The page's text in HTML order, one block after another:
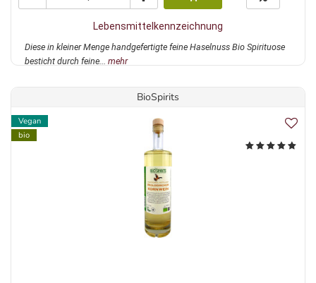
Lebensmittelkennzeichnung
Diese in kleiner Menge handgefertigte feine Haselnuss Bio Spirituose
besticht durch feine... mehr
BioSpirits
Vegan
bio